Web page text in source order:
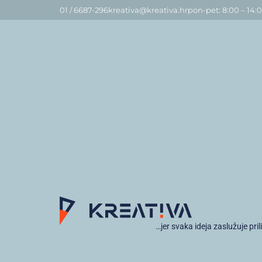
01 / 6687-296kreativa@kreativa.hrpon-pet: 8:00 –
…jer svaka ideja zaslužuje